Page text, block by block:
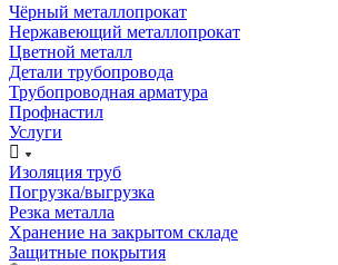
Чёрный металлопрокат
Нержавеющий металлопрокат
Цветной металл
Детали трубопровода
Трубопроводная арматура
Профнастил
Услуги
Изоляция труб
Погрузка/выгрузка
Резка металла
Хранение на закрытом складе
Защитные покрытия